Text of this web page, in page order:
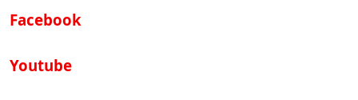
Facebook
Youtube